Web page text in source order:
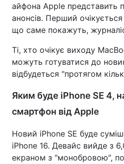
айфона Apple представить
анонсів. Перший
що саме покажуть,
Ті, хто очікує виходу
можуть готуватися до
відбудеться "протягом
Яким буде iPhone SE 4,
смартфон від Apple
Новий iPhone SE буде
iPhone 16. Девайс вийде з
екраном з "монобровою",